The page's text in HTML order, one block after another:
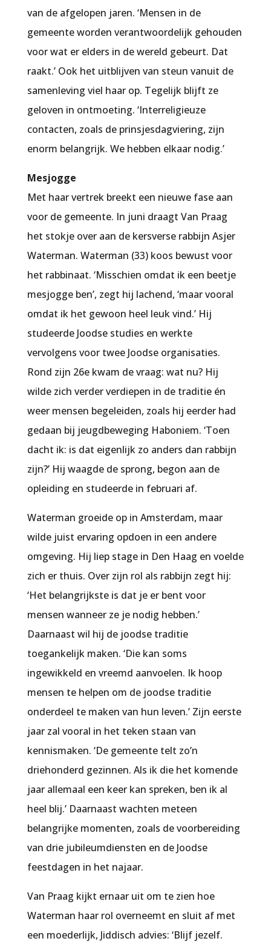
van de afgelopen jaren. ‘Mensen in de
gemeente worden verantwoordelijk gehouden
voor wat er elders in de wereld gebeurt. Dat
raakt.’ Ook het uitblijven van steun vanuit de
samenleving viel haar op. Tegelijk blijft ze
geloven in ontmoeting. ‘Interreligieuze
contacten, zoals de prinsjesdagviering, zijn
enorm belangrijk. We hebben elkaar nodig.’
Mesjogge
Met haar vertrek breekt een nieuwe fase aan
voor de gemeente. In juni draagt Van Praag
het stokje over aan de kersverse rabbijn Asjer
Waterman. Waterman (33) koos bewust voor
het rabbinaat. ‘Misschien omdat ik een beetje
mesjogge ben’, zegt hij lachend, ‘maar vooral
omdat ik het gewoon heel leuk vind.’ Hij
studeerde Joodse studies en werkte
vervolgens voor twee Joodse organisaties.
Rond zijn 26e kwam de vraag: wat nu? Hij
wilde zich verder verdiepen in de traditie én
weer mensen begeleiden, zoals hij eerder had
gedaan bij jeugdbeweging Haboniem. ‘Toen
dacht ik: is dat eigenlijk zo anders dan rabbijn
zijn?’ Hij waagde de sprong, begon aan de
opleiding en studeerde in februari af.
Waterman groeide op in Amsterdam, maar
wilde juist ervaring opdoen in een andere
omgeving. Hij liep stage in Den Haag en voelde
zich er thuis. Over zijn rol als rabbijn zegt hij:
‘Het belangrijkste is dat je er bent voor
mensen wanneer ze je nodig hebben.’
Daarnaast wil hij de joodse traditie
toegankelijk maken. ‘Die kan soms
ingewikkeld en vreemd aanvoelen. Ik hoop
mensen te helpen om de joodse traditie
onderdeel te maken van hun leven.’ Zijn eerste
jaar zal vooral in het teken staan van
kennismaken. ‘De gemeente telt zo’n
driehonderd gezinnen. Als ik die het komende
jaar allemaal een keer kan spreken, ben ik al
heel blij.’ Daarnaast wachten meteen
belangrijke momenten, zoals de voorbereiding
van drie jubileumdiensten en de Joodse
feestdagen in het najaar.
Van Praag kijkt ernaar uit om te zien hoe
Waterman haar rol overneemt en sluit af met
een moederlijk, Jiddisch advies: ‘Blijf jezelf.